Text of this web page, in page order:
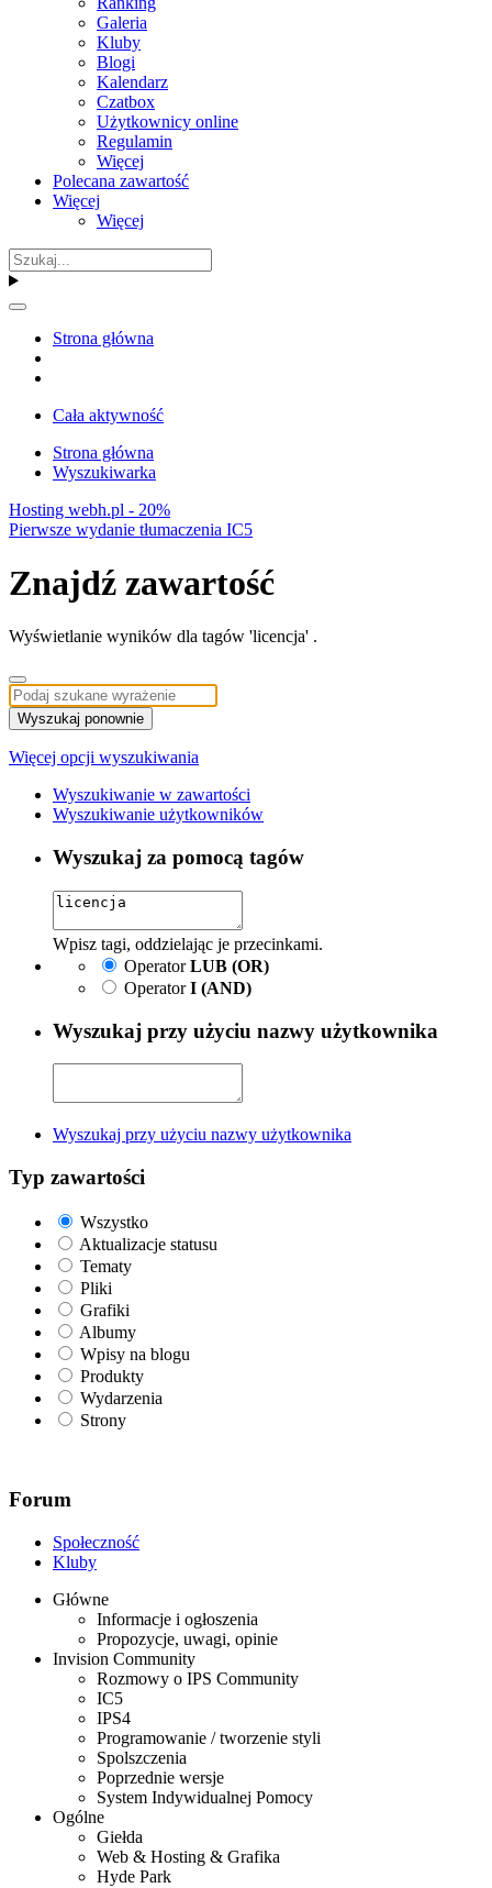
Galeria
Kluby
Blogi
Kalendarz
Czatbox
Użytkownicy online
Regulamin
Więcej
Polecana zawartość
Więcej
Więcej
Strona główna
Cała aktywność
Strona główna
Wyszukiwarka
Hosting webh.pl - 20%
Pierwsze wydanie tłumaczenia IC5
Znajdź zawartość
Wyświetlanie wyników dla tagów 'licencja' .
Wyszukaj ponownie
Więcej opcji wyszukiwania
Wyszukiwanie w zawartości
Wyszukiwanie użytkowników
Wyszukaj za pomocą tagów
Wpisz tagi, oddzielając je przecinkami.
OperatorLUB (OR)
OperatorI (AND)
Wyszukaj przy użyciu nazwy użytkownika
Wyszukaj przy użyciu nazwy użytkownika
Typ zawartości
Wszystko
Aktualizacje statusu
Tematy
Pliki
Grafiki
Albumy
Wpisy na blogu
Produkty
Wydarzenia
Strony
Forum
Społeczność
Kluby
Główne
Informacje i ogłoszenia
Propozycje, uwagi, opinie
Invision Community
Rozmowy o IPS Community
IC5
IPS4
Programowanie / tworzenie styli
Spolszczenia
Poprzednie wersje
System Indywidualnej Pomocy
Ogólne
Giełda
Web & Hosting & Grafika
Hyde Park